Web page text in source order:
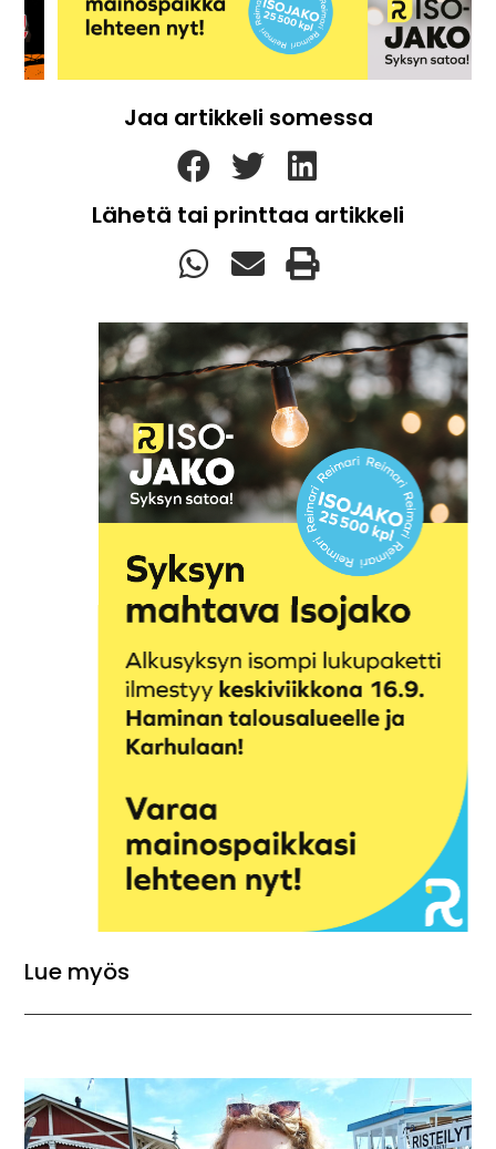
Jaa artikkeli somessa
Lähetä tai printtaa artikkeli
Lue myös